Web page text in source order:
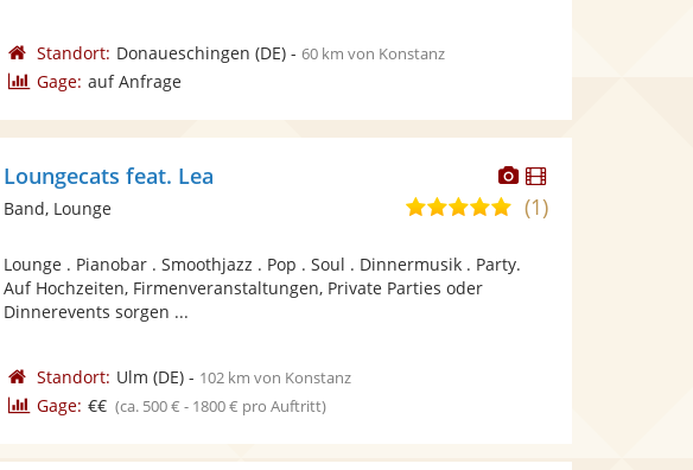
Standort: Donaueschingen (DE)- 60 km von Konstanz
Gage: auf Anfrage
Dieser
Künstler
stellt
Dieser
Künstler
Loungecats feat. Lea
5,0
5
(1)
Band, Lounge
Lounge . Pianobar . Smoothjazz . Pop . Soul . Dinnermusik . Party.
Auf Hochzeiten, Firmenveranstaltungen, Private Parties oder
Dinnerevents sorgen ...
Standort: Ulm (DE)- 102 km von Konstanz
Gage: €€ (ca. 500 € - 1800 € pro Auftritt)